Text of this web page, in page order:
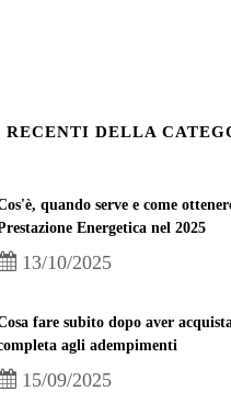
DELLA
quando serve e come
Energetica nel 2025
13/10/2025
fare subito dopo aver
agli adempimenti
15/09/2025